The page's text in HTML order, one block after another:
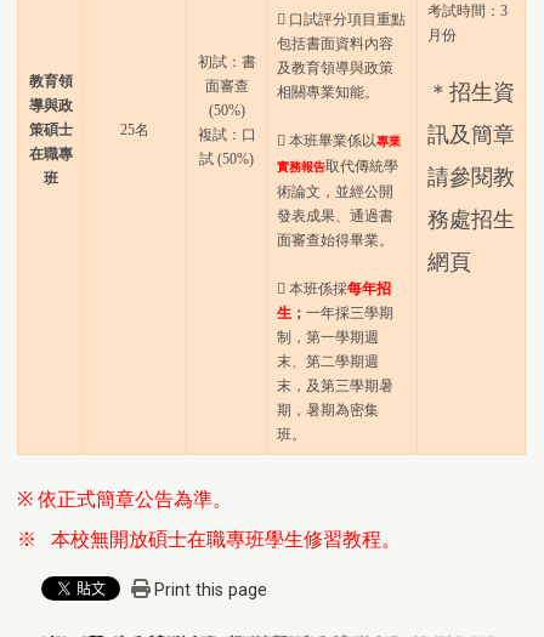
教育領
導與政
策碩士
在職專
班
25名
初試：書
面審查
(50%)
複試：口
試 (50%)
 口試評分項目重點
包括書面資料內容
及教育領導與政策
相關專業知能。
 本班畢業係以專業
實務報告取代傳統學
術論文，並經公開
發表成果、通過書
面審查始得畢業。
 本班係採每年招
生 ；一年採三學期
制，第一學期週
末、第二學期週
末，及第三學期暑
期，暑期為密集
班。
考試時間：3
月份
＊招生資
訊及簡章
請參閱教
務處招生
網頁
※ 依正式簡章公告為準。
※ 本校無開放碩士在職專班學生修習教程。
Print this page